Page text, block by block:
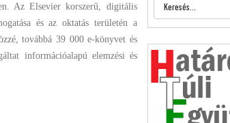
Az Elsevier korszerű, digitális
és az oktatás területén a
továbbá 39 000 e-könyvet és
információalapú elemzési és